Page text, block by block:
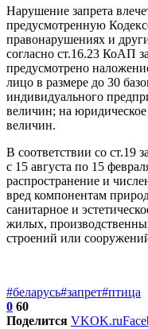
Нарушение запрета
предусмотренную
правонарушениях и
согласно ст.16.23 КоАП
предусмотрено
лицо в размере до 30
индивидуального
величин; на
величин.
В соответствии со ст.19
с 15 августа по 15
распространение и
вред компонентам
санитарное и
жилых,
строений или
#беларусь#запрет#птица
0 60
Поделится VKOK.ru